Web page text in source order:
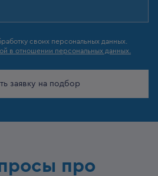
своих персональных данных.
в отношении персональных данных.
заявку на подбор
про